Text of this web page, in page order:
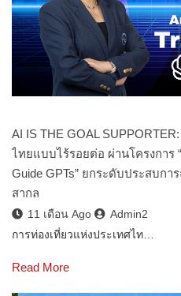
AI IS THE GOAL
ไทยแบบไร้รอยต่อ ผ่านโครงการ
Guide GPTs” ยกระดับประสบก
สากล
11 เดือน Ago
Admin2
การท่องเที่ยวแห่งประเทศไท…
Read More